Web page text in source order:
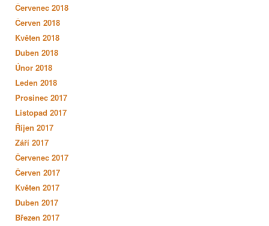
Červenec 2018
Červen 2018
Květen 2018
Duben 2018
Únor 2018
Leden 2018
Prosinec 2017
Listopad 2017
Říjen 2017
Září 2017
Červenec 2017
Červen 2017
Květen 2017
Duben 2017
Březen 2017